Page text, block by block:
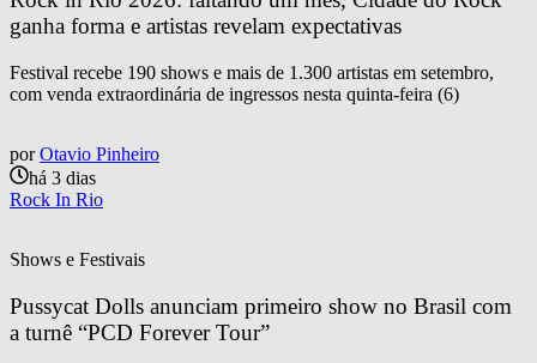
ganha forma e artistas revelam expectativas
Festival recebe 190 shows e mais de 1.300 artistas em setembro,
com venda extraordinária de ingressos nesta quinta-feira (6)
por Otavio Pinheiro
há 3 dias
Rock In Rio
Shows e Festivais
Pussycat Dolls anunciam primeiro show no Brasil com
a turnê “PCD Forever Tour”